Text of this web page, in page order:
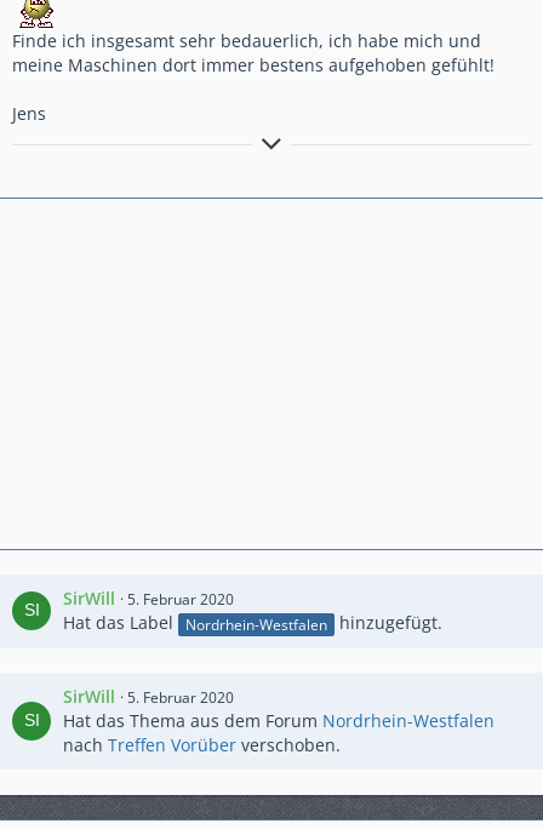
Finde ich insgesamt sehr bedauerlich, ich habe mich und
meine Maschinen dort immer bestens aufgehoben gefühlt!
Jens
Candy Prominence Red/Graphit Black
Givi:
SirWill 5. Februar 2020
Hat das Label Nordrhein-Westfalen hinzugefügt.
SirWill 5. Februar 2020
Hat das Thema aus dem Forum Nordrhein-Westfalen
nach Treffen Vorüber verschoben.